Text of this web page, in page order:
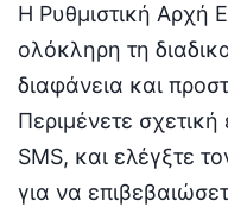
Η Ρυθμιστική Αρχή
ολόκληρη τη
διαφάνεια και
Περιμένετε
SMS, και ελέγξτε
για να